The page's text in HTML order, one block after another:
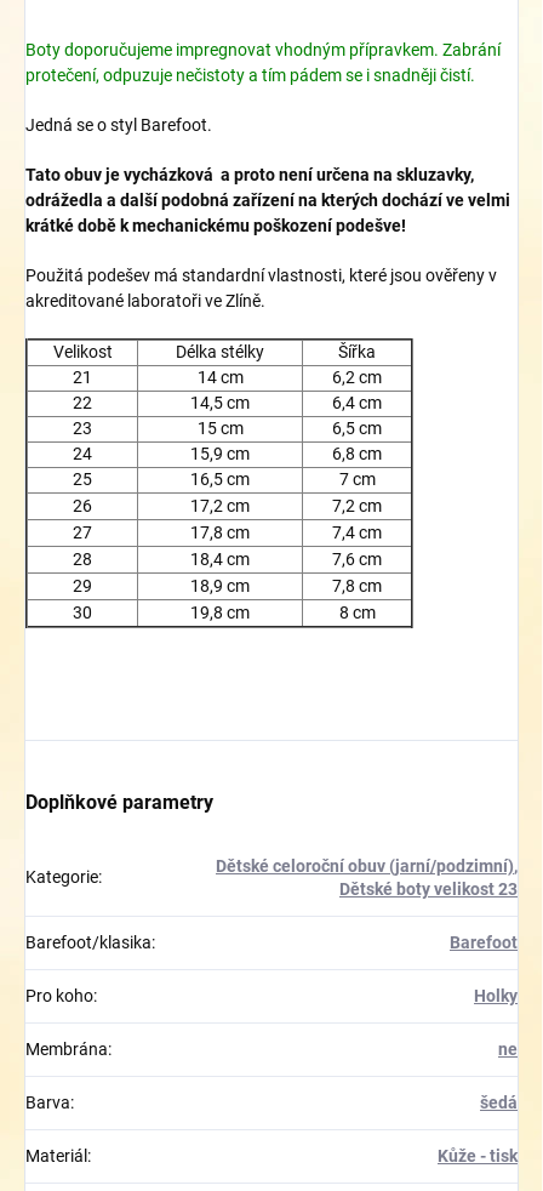
Boty doporučujeme impregnovat vhodným přípravkem. Zabrání
protečení, odpuzuje nečistoty a tím pádem se i snadněji čistí.
Jedná se o styl Barefoot.
Tato obuv je vycházková a proto není určena na skluzavky,
odrážedla a další podobná zařízení na kterých dochází ve velmi
krátké době k mechanickému poškození podešve!
Použitá podešev má standardní vlastnosti, které jsou ověřeny v
akreditované laboratoři ve Zlíně.
Velikost Délka stélky
Šířka
21
14 cm
6,2 cm
22
14,5 cm
6,4 cm
23
15 cm
6,5 cm
24
15,9 cm
6,8 cm
25
16,5 cm
7 cm
26
17,2 cm
7,2 cm
27
17,8 cm
7,4 cm
28
18,4 cm
7,6 cm
29
18,9 cm
7,8 cm
30
19,8 cm 8 cm
Doplňkové parametry
Kategorie:
Dětské celoroční obuv (jarní/podzimní),
Dětské boty velikost 23
Barefoot/klasika: Barefoot
Pro koho: Holky
Membrána: ne
Barva: šedá
Materiál : Kůže - tisk